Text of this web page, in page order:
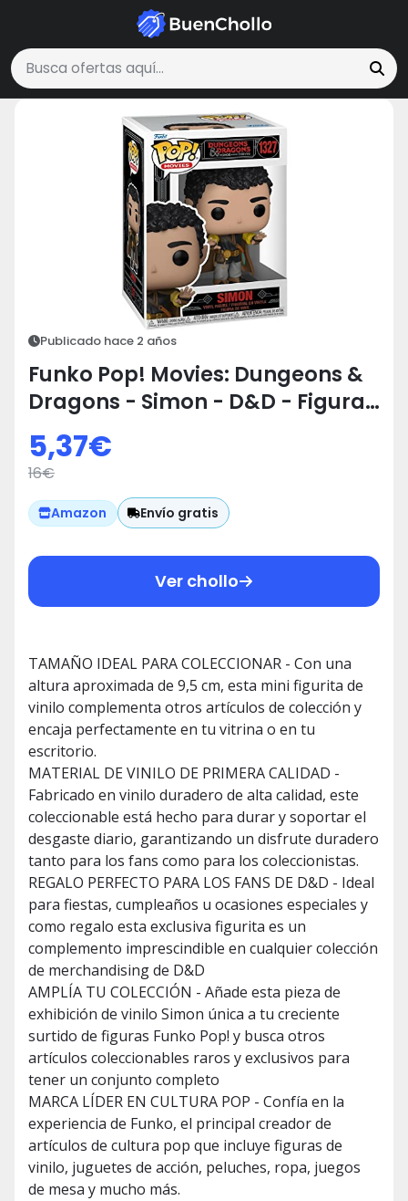
Buscar ofertas
Juguetes, Niños y BebésFunko Pop! Movies: Dungeons & Dragons -
Publicado hace 2 años
Funko Pop! Movies: Dungeons &
Dragons - Simon - D&D - Figura
de Vinilo Coleccionable - Idea de
Regalo- Mercancia Oficial -
Juguetes para Niños y Adultos -
Video Games Fans
5,37€
16€
Amazon Envío gratis
Ver chollo
TAMAÑO IDEAL PARA COLECCIONAR - Con una
altura aproximada de 9,5 cm, esta mini figurita de
vinilo complementa otros artículos de colección y
encaja perfectamente en tu vitrina o en tu
escritorio.
MATERIAL DE VINILO DE PRIMERA CALIDAD -
Fabricado en vinilo duradero de alta calidad, este
coleccionable está hecho para durar y soportar el
desgaste diario, garantizando un disfrute duradero
tanto para los fans como para los coleccionistas.
REGALO PERFECTO PARA LOS FANS DE D&D - Ideal
para fiestas, cumpleaños u ocasiones especiales y
como regalo esta exclusiva figurita es un
complemento imprescindible en cualquier colección
de merchandising de D&D
AMPLÍA TU COLECCIÓN - Añade esta pieza de
exhibición de vinilo Simon única a tu creciente
surtido de figuras Funko Pop! y busca otros
artículos coleccionables raros y exclusivos para
tener un conjunto completo
MARCA LÍDER EN CULTURA POP - Confía en la
experiencia de Funko, el principal creador de
artículos de cultura pop que incluye figuras de
vinilo, juguetes de acción, peluches, ropa, juegos
de mesa y mucho más.